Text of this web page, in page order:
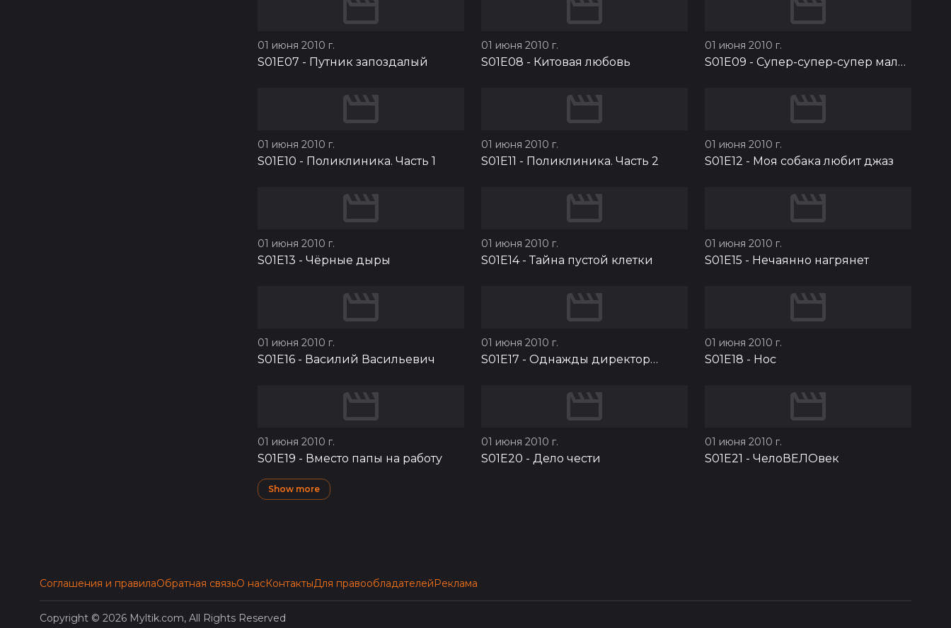
01 июня 2010 г.
S01E07 - Путник запоздалый
01 июня 2010 г.
S01E08 - Китовая любовь
01 июня 2010 г.
S01E09 - Супер-супер-супер мальчик
01 июня 2010 г.
S01E10 - Поликлиника. Часть 1
01 июня 2010 г.
S01E11 - Поликлиника. Часть 2
01 июня 2010 г.
S01E12 - Моя собака любит джаз
01 июня 2010 г.
S01E13 - Чёрные дыры
01 июня 2010 г.
S01E14- Тайна пустой клетки
01 июня 2010 г.
S01E15 - Нечаянно нагрянет
01 июня 2010 г.
S01E16 - Василий Васильевич
01 июня 2010 г.
S01E17 - Однажды директор…
01 июня 2010 г.
S01E18 - Нос
01 июня 2010 г.
S01E19 - Вместо папы на работу
01 июня 2010 г.
S01E20 - Дело чести
01 июня 2010 г.
S01E21 - ЧелоВЕЛОвек
Show more
Соглашения и правилаОбратная связьО насКонтактыДля правообладателейРеклама
Copyright © 2026 Myltik.com, All Rights Reserved